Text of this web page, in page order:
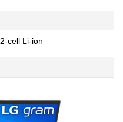
2-cell Li-ion